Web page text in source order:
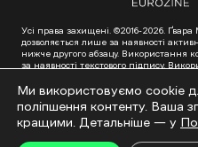
Усі права захищені. ©2016-2026.
дозволяється лише за наявності
нижче другого абзацу. Використання
за наявності текстового підпису.
схвалення від редакції.
Суб’єкт у сфері онлайн-медіа;
адреса: ГО «Ґвара Медіа», 61057,
№7400
Ми використовуємо cookie
поліпшення контенту. Ваша
кращими. Детальніше — у